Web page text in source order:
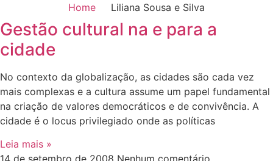
Home Liliana Sousa e Silva
Gestão cultural na e para a
cidade
No contexto da globalização, as cidades são cada vez
mais complexas e a cultura assume um papel fundamental
na criação de valores democráticos e de convivência. A
cidade é o locus privilegiado onde as políticas
Leia mais »
14 de setembro de 2008 Nenhum comentário